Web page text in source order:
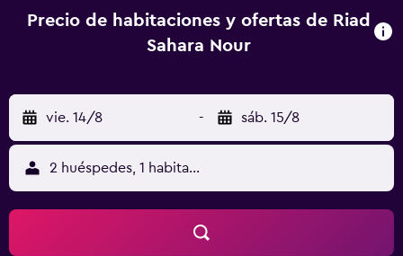
patio y al jardín. Todas las habitaciones disponen de baño
privado, muebles de almacenamiento, artículos de aseo,
petición. También podrá degustar la excelente cocina
local preparada por Fadma, la cocinera, y menús
especiales bajo petición. El aeropuerto de Marrakech-
Menara está a solo 15 minutos en coche del riad. Se ofrece
servicio de traslado privado bajo petición.
Precio de habitaciones y ofertas de Riad
Sahara Nour
vie. 14/8 - sáb. 15/8
2 huéspedes, 1 habitación